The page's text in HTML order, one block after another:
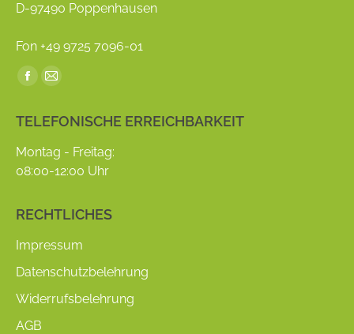
D-97490 Poppenhausen
Fon +49 9725 7096-01
Find us on:
Facebook
opens
in
new
Mail
opens
in
new
TELEFONISCHE ERREICHBARKEIT
Montag - Freitag:
08:00-12:00 Uhr
RECHTLICHES
Impressum
Datenschutzbelehrung
Widerrufsbelehrung
AGB